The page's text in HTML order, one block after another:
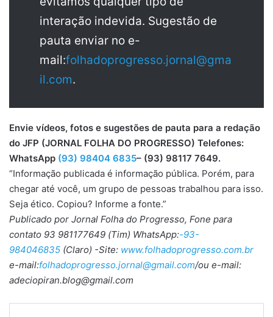
interação indevida. Sugestão de
pauta enviar no e-
mail:folhadoprogresso.jornal@gma
il.com.
Envie vídeos, fotos e sugestões de pauta para a redação
do JFP (JORNAL FOLHA DO PROGRESSO) Telefones:
WhatsApp (93) 98404 6835– (93) 98117 7649.
“Informação publicada é informação pública. Porém, para
chegar até você, um grupo de pessoas trabalhou para isso.
Seja ético. Copiou? Informe a fonte.”
Publicado por Jornal Folha do Progresso, Fone para
contato 93 981177649 (Tim) WhatsApp:-93-
984046835 (Claro) -Site: www.folhadoprogresso.com.br
e-mail:folhadoprogresso.jornal@gmail.com/ou e-mail:
adeciopiran.blog@gmail.com